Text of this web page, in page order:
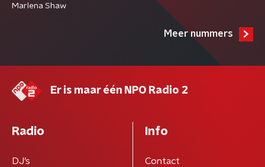
Marlena Shaw
Meer nummers
Er is maar één NPO Radio 2
Radio
DJ’s
Info
Contact